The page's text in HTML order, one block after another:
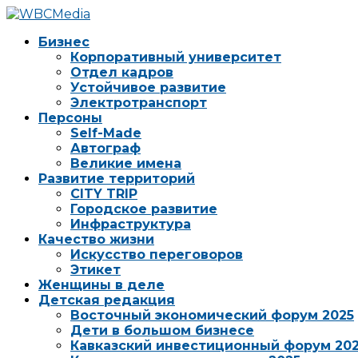
Бизнес
Корпоративный университет
Отдел кадров
Устойчивое развитие
Электротранспорт
Персоны
Self-Made
Автограф
Великие имена
Развитие территорий
CITY TRIP
Городское развитие
Инфраструктура
Качество жизни
Искусство переговоров
Этикет
Женщины в деле
Детская редакция
Восточный экономический форум 2025
Дети в большом бизнесе
Кавказский инвестиционный форум